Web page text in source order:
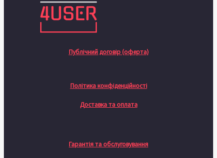
Публічний договір (оферта)
Політика конфіденційності
Доставка та оплата
Гарантія та обслуговування